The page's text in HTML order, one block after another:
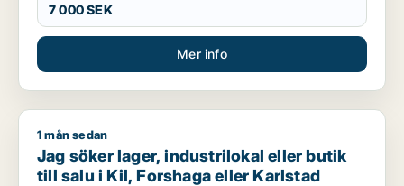
7 000 SEK
Mer info
Jag söker lager, industrilokal eller butik till salu i Kil,
1 mån sedan
Jag söker lager, industrilokal eller butik
till salu i Kil, Forshaga eller Karlstad